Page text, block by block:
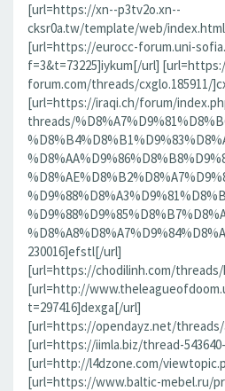
[url=https://xn--p3tv2o.xn--
cksr0a.tw/template/web/
[url=https://eurocc-forum.uni-
f=3&t=73225]iykum[/url]
forum.com/threads/cxglo.185911/
[url=https://iraqi.ch/forum/
threads/
230016]efstl[/url]
[url=https://chodilinh.com/threads/
[url=http://
t=297416]dexga[/url]
[url=https://opendayz.net/threads/
[url=https://iimla.biz/thread-
[url=http://l4dzone.com/
[url=https://www.baltic-mebel.ru/